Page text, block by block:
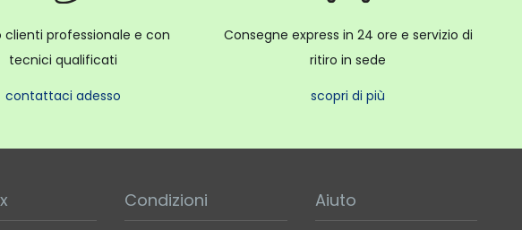
clienti professionale e con
tecnici qualificati
contattaci adesso
Consegne express in 24 ore e servizio di
ritiro in sede
scopri di più
Condizioni Aiuto